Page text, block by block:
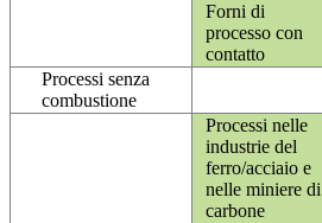
Forni di
processo con
contatto
Processi senza
combustione
Processi nelle
industrie del
ferro/acciaio e
nelle miniere di
carbone